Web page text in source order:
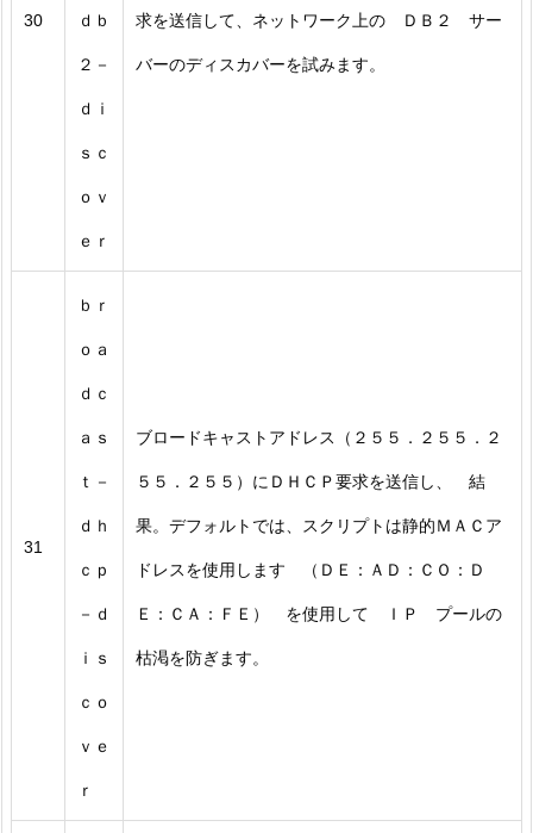
30 ｄｂ
２－
ｄｉ
ｓｃ
ｏｖ
ｅｒ
求を送信して、ネットワーク上の ＤＢ２ サー
バーのディスカバーを試みます。
31
ｂｒ
ｏａ
ｄｃ
ａｓ
ｔ－
ｄｈ
ｃｐ
－ｄ
ｉｓ
ｃｏ
ｖｅ
ｒ
ブロードキャストアドレス（２５５．２５５．２
５５．２５５）にＤＨＣＰ要求を送信し、 結
果。デフォルトでは、スクリプトは静的ＭＡＣア
ドレスを使用します （ＤＥ：ＡＤ：ＣＯ：Ｄ
Ｅ：ＣＡ：ＦＥ） を使用して ＩＰ プールの
枯渇を防ぎます。